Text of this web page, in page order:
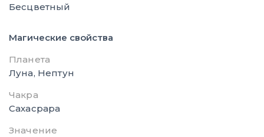
Бесцветный
Магические свойства
Планета
Луна, Нептун
Чакра
Сахасрара
Значение